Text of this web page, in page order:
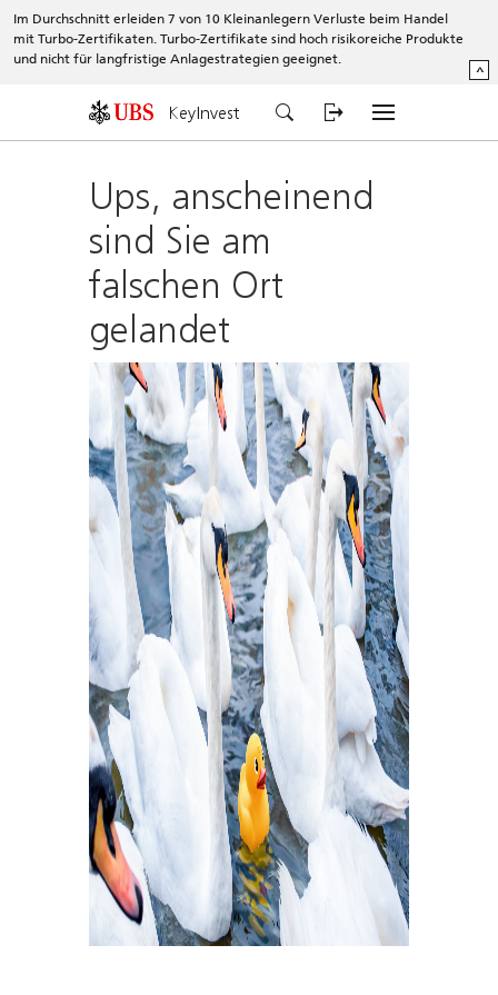
Im Durchschnitt erleiden 7 von 10 Kleinanlegern Verluste beim Handel
mit Turbo-Zertifikaten. Turbo-Zertifikate sind hoch risikoreiche Produkte
und nicht für langfristige Anlagestrategien geeignet.
^
KeyInvest
Ups, anscheinend
sind Sie am
falschen Ort
gelandet